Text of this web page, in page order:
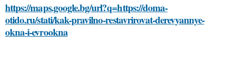
https://maps.google.bg/url?q=https://doma-
otido.ru/stati/kak-pravilno-restavrirovat-derevyannye-
okna-i-evrookna